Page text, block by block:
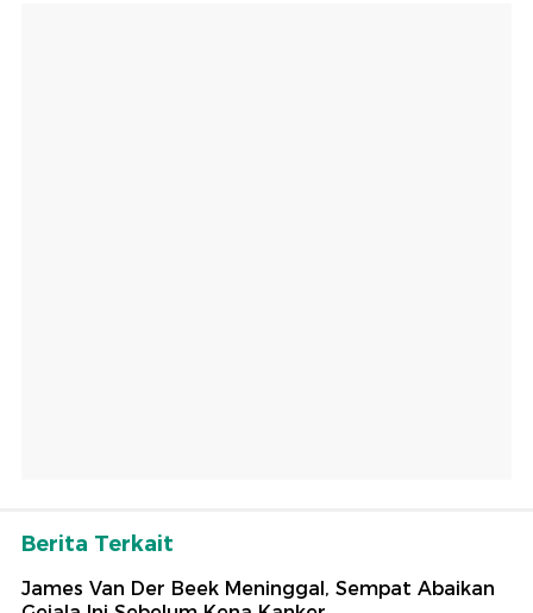
Berita Terkait
James Van Der Beek Meninggal, Sempat Abaikan